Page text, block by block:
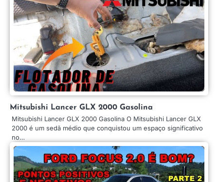
Mitsubishi Lancer GLX 2000 Gasolina
Mitsubishi Lancer GLX 2000 Gasolina O Mitsubishi Lancer GLX
2000 é um sedã médio que conquistou um espaço significativo
no…